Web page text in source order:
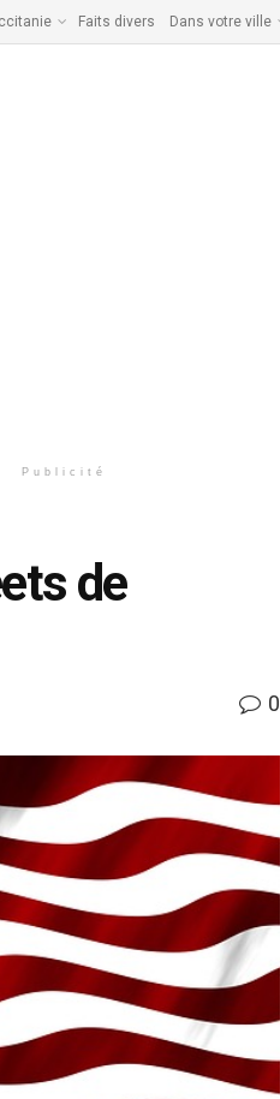
Faits divers Dans votre ville
Publicité
de
0